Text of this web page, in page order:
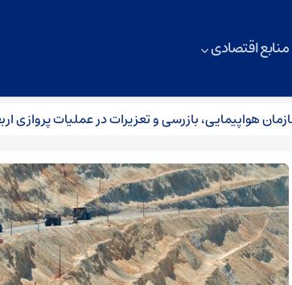
منابع اقتصادی
بازرسی و تعزیرات در عملیات پروازی اربعین